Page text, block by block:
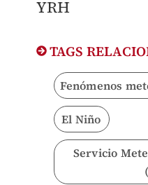
YRH
TAGS
Fenómenos
El Niño
Servicio